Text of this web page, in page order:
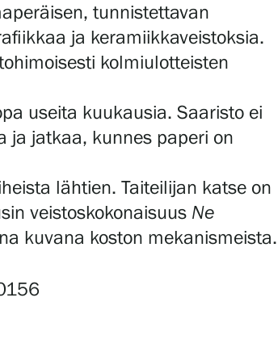
tunnistettavan
ja keramiikkaveistoksia.
kolmiulotteisten
useita kuukausia. Saaristo ei
ja jatkaa, kunnes paperi on
lähtien. Taiteilijan katse on
veistoskokonaisuus Ne
kuvana koston mekanismeista.